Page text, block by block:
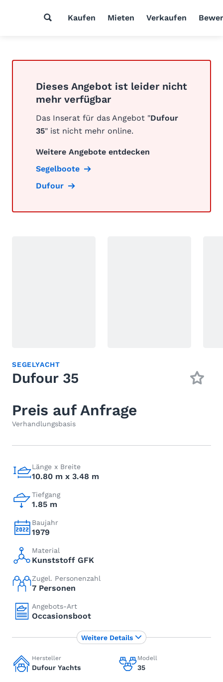
Kaufen Mieten Verkaufen
Dieses Angebot ist leider nicht
mehr verfügbar
Das Inserat für das Angebot "Dufour
35" ist nicht mehr online.
Weitere Angebote entdecken
Segelboote
Dufour
SEGELYACHT
Dufour 35
Preis auf Anfrage
Verhandlungsbasis
Länge x Breite
10.80 m x 3.48 m
Tiefgang
1.85 m
Baujahr
1979
Material
Kunststoff GFK
Zugel. Personenzahl
7 Personen
Angebots-Art
Occasionsboot
Hersteller
Dufour Yachts
Modell
35
Weitere Details